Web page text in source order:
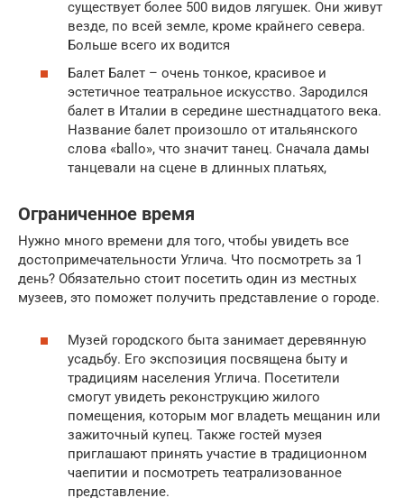
существует более 500 видов лягушек. Они живут
везде, по всей земле, кроме крайнего севера.
Больше всего их водится
Балет Балет – очень тонкое, красивое и
эстетичное театральное искусство. Зародился
балет в Италии в середине шестнадцатого века.
Название балет произошло от итальянского
слова «ballo», что значит танец. Сначала дамы
танцевали на сцене в длинных платьях,
Ограниченное время
Нужно много времени для того, чтобы увидеть все
достопримечательности Углича. Что посмотреть за 1
день? Обязательно стоит посетить один из местных
музеев, это поможет получить представление о городе.
Музей городского быта занимает деревянную
усадьбу. Его экспозиция посвящена быту и
традициям населения Углича. Посетители
смогут увидеть реконструкцию жилого
помещения, которым мог владеть мещанин или
зажиточный купец. Также гостей музея
приглашают принять участие в традиционном
чаепитии и посмотреть театрализованное
представление.